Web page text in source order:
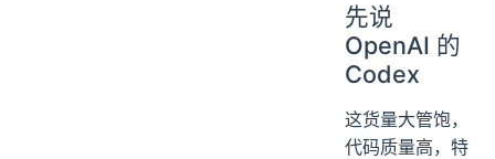
先说
OpenAI 的
Codex
这货量大管饱，
代码质量高，特